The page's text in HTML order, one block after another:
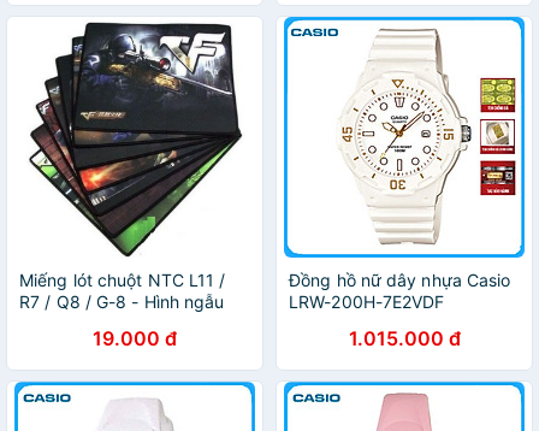
Miếng lót chuột NTC L11 /
R7 / Q8 / G-8 - Hình ngẫu
19.000 đ
Đồng hồ nữ dây nhựa Casio
LRW-200H-7E2VDF
1.015.000 đ